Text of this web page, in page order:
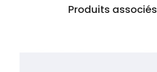
Produits associés